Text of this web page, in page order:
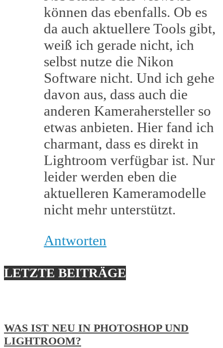
können das ebenfalls. Ob es
da auch aktuellere Tools gibt,
weiß ich gerade nicht, ich
selbst nutze die Nikon
Software nicht. Und ich gehe
davon aus, dass auch die
anderen Kamerahersteller so
etwas anbieten. Hier fand ich
charmant, dass es direkt in
Lightroom verfügbar ist. Nur
leider werden eben die
aktuelleren Kameramodelle
nicht mehr unterstützt.
Antworten
LETZTE BEITRÄGE
WAS IST NEU IN PHOTOSHOP UND
LIGHTROOM?